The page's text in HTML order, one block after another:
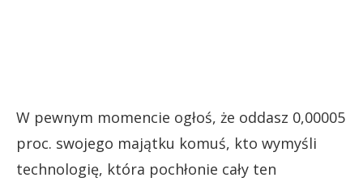
W pewnym momencie ogłoś, że oddasz 0,00005
proc. swojego majątku komuś, kto wymyśli
technologię, która pochłonie cały ten